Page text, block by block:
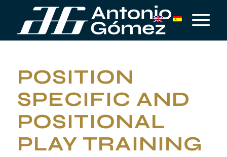
POSITION
SPECIFIC AND
POSITIONAL
PLAY TRAINING